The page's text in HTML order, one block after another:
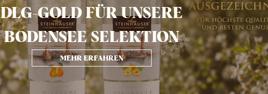
DLG-GOLD FÜR UNSERE
BODENSEE SELEKTION
MEHR ERFAHREN